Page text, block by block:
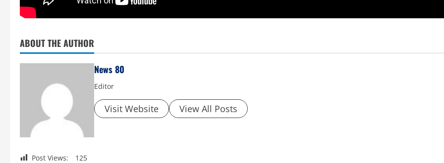
ABOUT THE AUTHOR
News 80
Editor
Visit Website View All Posts
Post Views: 125